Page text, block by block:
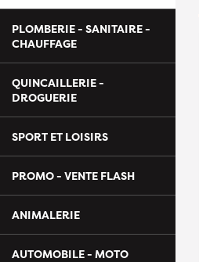
PLOMBERIE - SANITAIRE -
CHAUFFAGE
QUINCAILLERIE -
DROGUERIE
SPORT ET LOISIRS
PROMO - VENTE FLASH
ANIMALERIE
AUTOMOBILE - MOTO